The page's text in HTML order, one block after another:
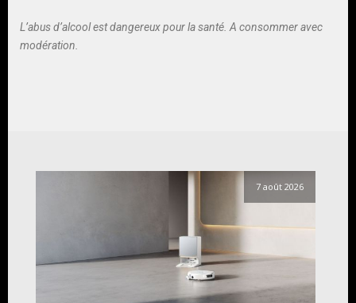
L’abus d’alcool est dangereux pour la santé. A consommer avec
modération.
7 août 2026